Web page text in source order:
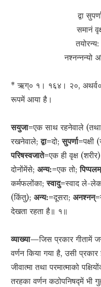
द्वा
समानं
तयोरन्य:
नश्नन्नन्यो
* ऋग्० १। १६४। २०,
रूपमें आया है।
सयुजा=एक साथ रहनेवाले
रखनेवाले;द्वा=दो;सुपर्णा=पक्षी
परिषस्वजाते=एक ही वृक्ष
दोनोंमेंसे;अन्य:=एक तो;
कर्मफलोंका;स्वादु=स्वाद ले-
(किंतु);अन्य:=दूसरा;अनश्नन्=
देखता रहता है॥ १॥
व्याख्या—जिस प्रकार गीतामें
वर्णन किया गया है, उसी
जीवात्मा तथा परमात्माको
तरहका वर्णन कठोपनिषद्‍में भी